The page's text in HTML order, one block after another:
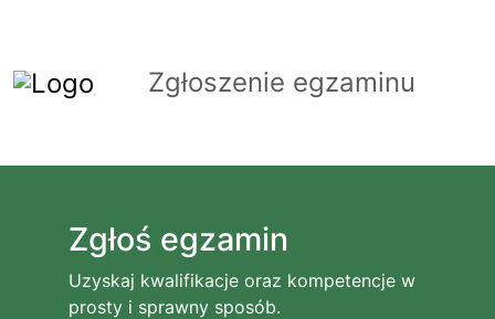
Zgłoszenie egzaminu
Zgłoś egzamin
Uzyskaj kwalifikacje oraz kompetencje w
prosty i sprawny sposób.